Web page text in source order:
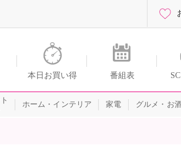
ネル
本日お買い得 番組表
ホーム・インテリア 家電 グルメ・お